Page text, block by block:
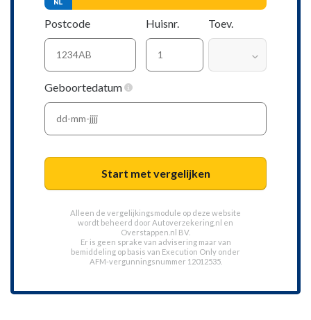
Postcode Huisnr. Toev.
Geboortedatum
Start met vergelijken
Alleen de vergelijkingsmodule op deze website
wordt beheerd door Autoverzekering.nl en
Overstappen.nl BV.
Er is geen sprake van advisering maar van
bemiddeling op basis van Execution Only onder
AFM-vergunningsnummer 12012535.